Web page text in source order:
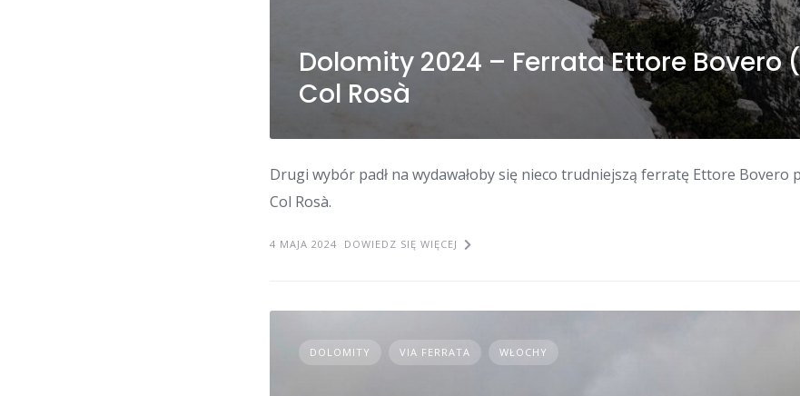
Dolomity 2024 – Ferrata Ettore Bovero
Col Rosà
Drugi wybór padł na wydawałoby się nieco trudniejszą ferratę Ettore Bovero
Col Rosà.
4 MAJA 2024 DOWIEDZ SIĘ WIĘCEJ
DOLOMITY VIA FERRATA WŁOCHY